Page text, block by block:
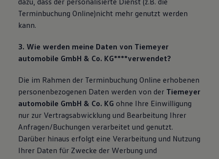
Terminbuchung Online)nicht mehr genutzt werden
kann.
3. Wie werden meine Daten von Tiemeyer
automobile GmbH & Co. KG****verwendet?
Die im Rahmen der Terminbuchung Online erhobenen
personenbezogenen Daten werden von der Tiemeyer
automobile GmbH & Co. KG ohne Ihre Einwilligung
nur zur Vertragsabwicklung und Bearbeitung Ihrer
Anfragen/Buchungen verarbeitet und genutzt.
Darüber hinaus erfolgt eine Verarbeitung und Nutzung
Ihrer Daten für Zwecke der Werbung und